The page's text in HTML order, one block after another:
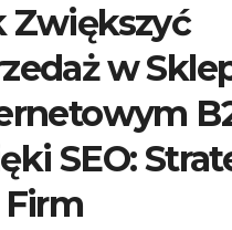
Zwiększyć
w
SEO: